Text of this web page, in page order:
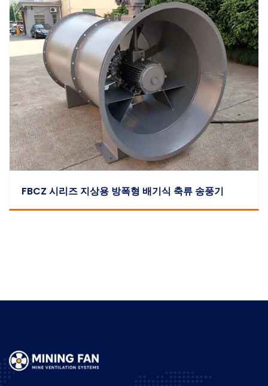
FBCZ 시리즈 지상용 방폭형 배기식 축류 송풍기